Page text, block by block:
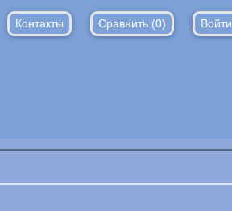
Контакты Сравнить (0) Войти